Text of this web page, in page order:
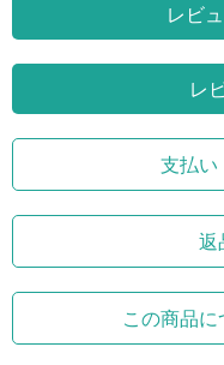
レビ
レ
支払い
返
この商品